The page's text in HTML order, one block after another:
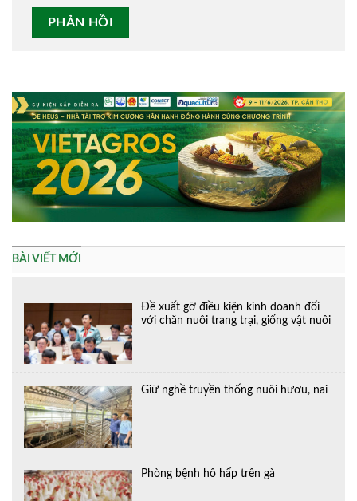
BÀI VIẾT MỚI
Đề xuất gỡ điều kiện kinh doanh đối
với chăn nuôi trang trại, giống vật nuôi
Giữ nghề truyền thống nuôi hươu, nai
Phòng bệnh hô hấp trên gà